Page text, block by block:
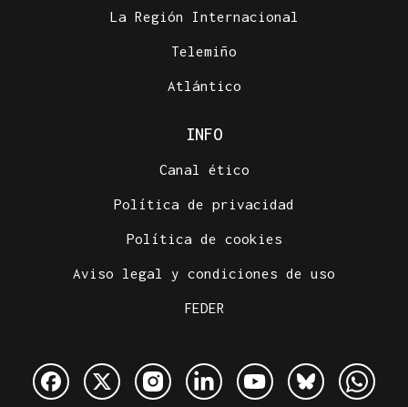
La Región Internacional
Telemiño
Atlántico
INFO
Canal ético
Política de privacidad
Política de cookies
Aviso legal y condiciones de uso
FEDER